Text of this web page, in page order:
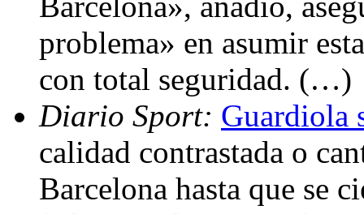
problema» en asumir
con total seguridad. (…)
Diario Sport: Guardiola
calidad contrastada o
Barcelona hasta que se